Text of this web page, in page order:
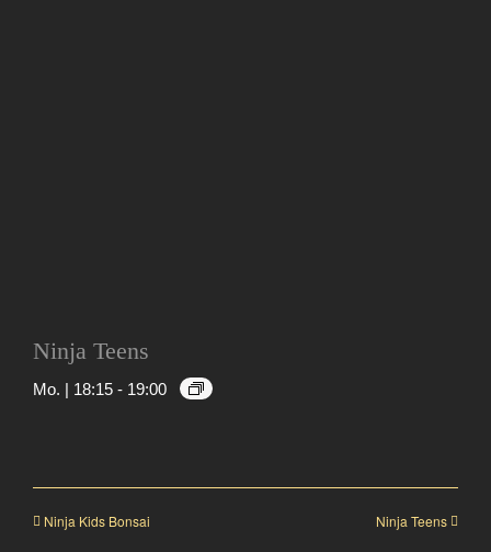
Ninja Teens
Mo. | 18:15 - 19:00
Ninja Kids Bonsai Ninja Teens